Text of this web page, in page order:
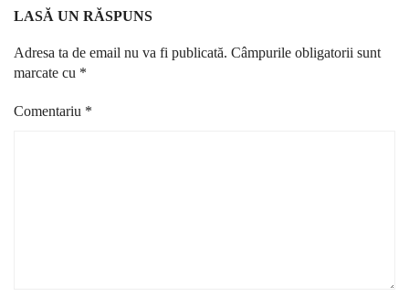
LASĂ UN RĂSPUNS
Adresa ta de email nu va fi publicată. Câmpurile obligatorii sunt
marcate cu *
Comentariu *